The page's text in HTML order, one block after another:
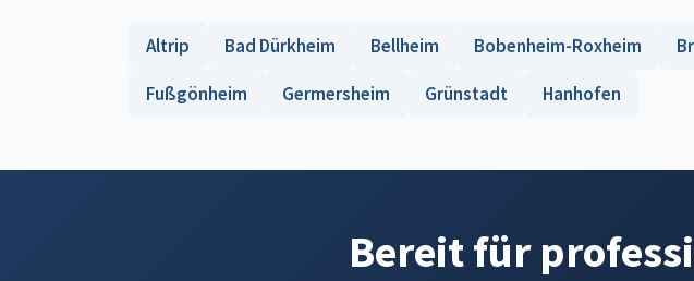
Altrip Bad Dürkheim Bellheim Bobenheim-Roxheim
Fußgönheim
Germersheim Grünstadt Hanhofen
Bereit für